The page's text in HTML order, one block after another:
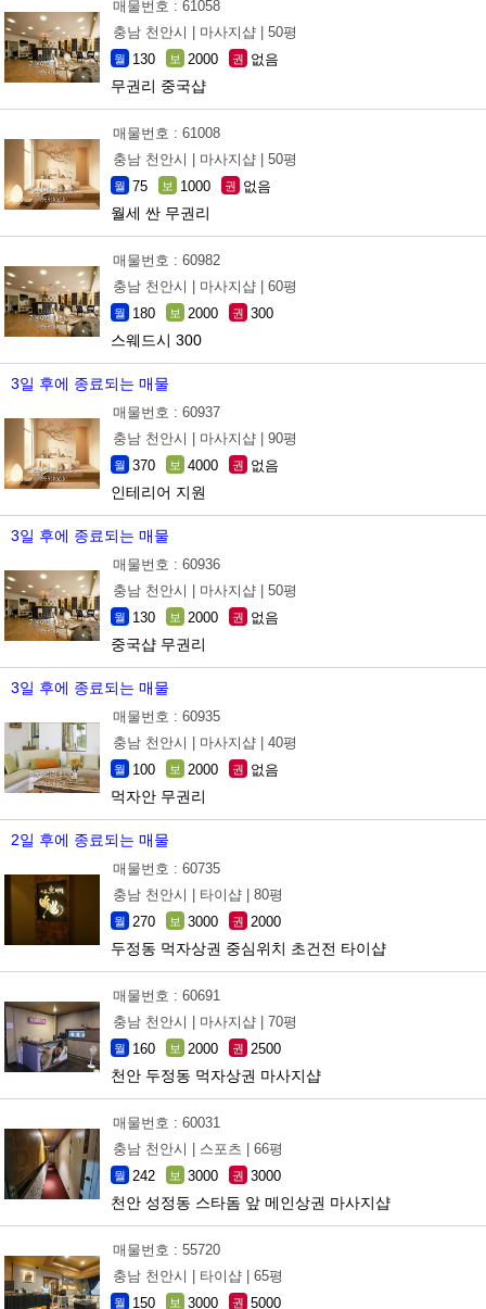
매물번호 : 61058
충남 천안시 |
마사지샵 | 50평
월 130 보 2000 권 없음
무권리 중국샵
매물번호 : 61008
충남 천안시 |
마사지샵 | 50평
월 75 보 1000 권 없음
월세 싼 무권리
매물번호 : 60982
충남 천안시 |
마사지샵 | 60평
월 180 보 2000 권 300
스웨드시 300
3일 후에 종료되는 매물
매물번호 : 60937
충남 천안시 |
마사지샵 | 90평
월 370 보 4000 권 없음
인테리어 지원
3일 후에 종료되는 매물
매물번호 : 60936
충남 천안시 |
마사지샵 | 50평
월 130 보 2000 권 없음
중국샵 무권리
3일 후에 종료되는 매물
매물번호 : 60935
충남 천안시 |
마사지샵 | 40평
월 100 보 2000 권 없음
먹자안 무권리
2일 후에 종료되는 매물
매물번호 : 60735
충남 천안시 |
타이샵 | 80평
월 270 보 3000 권 2000
두정동 먹자상권 중심위치 초건전 타이샵
매물번호 : 60691
충남 천안시 |
마사지샵 | 70평
월 160 보 2000 권 2500
천안 두정동 먹자상권 마사지샵
매물번호 : 60031
충남 천안시 |
스포츠 | 66평
월 242 보 3000 권 3000
천안 성정동 스타돔 앞 메인상권 마사지샵
매물번호 : 55720
충남 천안시 |
타이샵 | 65평
월 150 보 3000 권 5000